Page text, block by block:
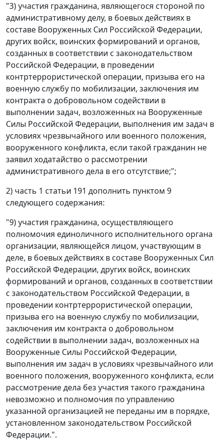
"3) участия гражданина, являющегося стороной по
административному делу, в боевых действиях в
составе Вооруженных Сил Российской Федерации,
других войск, воинских формирований и органов,
созданных в соответствии с законодательством
Российской Федерации, в проведении
контртеррористической операции, призыва его на
военную службу по мобилизации, заключения им
контракта о добровольном содействии в
выполнении задач, возложенных на Вооруженные
Силы Российской Федерации, выполнения им задач в
условиях чрезвычайного или военного положения,
вооруженного конфликта, если такой гражданин не
заявил ходатайство о рассмотрении
административного дела в его отсутствие;";
2) часть 1 статьи 191 дополнить пунктом 9
следующего содержания:
"9) участия гражданина, осуществляющего
полномочия единоличного исполнительного органа
организации, являющейся лицом, участвующим в
деле, в боевых действиях в составе Вооруженных Сил
Российской Федерации, других войск, воинских
формирований и органов, созданных в соответствии
с законодательством Российской Федерации, в
проведении контртеррористической операции,
призыва его на военную службу по мобилизации,
заключения им контракта о добровольном
содействии в выполнении задач, возложенных на
Вооруженные Силы Российской Федерации,
выполнения им задач в условиях чрезвычайного или
военного положения, вооруженного конфликта, если
рассмотрение дела без участия такого гражданина
невозможно и полномочия по управлению
указанной организацией не переданы им в порядке,
установленном законодательством Российской
Федерации.".